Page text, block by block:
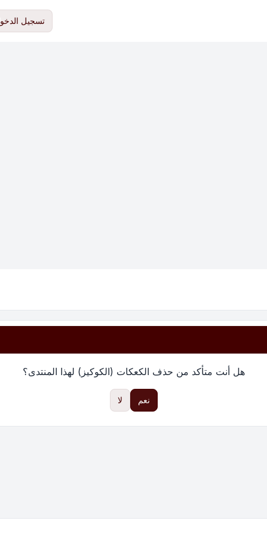
تسجيل
هل أنت متأكد من حذف الكعكات (الكوكيز) لهذا المنتدى؟
نعم لا